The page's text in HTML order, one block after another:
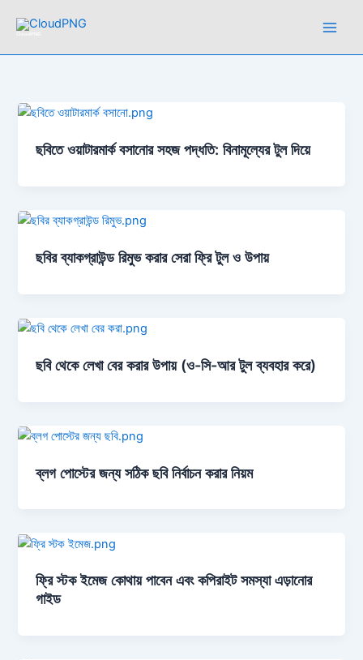
ছবিতে ওয়াটারমার্ক বসানোর সহজ পদ্ধতি: বিনামূল্যের টুল দিয়ে
ছবির ব্যাকগ্রাউন্ড রিমুভ করার সেরা ফ্রি টুল ও উপায়
ছবি থেকে লেখা বের করার উপায় (ও-সি-আর টুল ব্যবহার করে)
ব্লগ পোস্টের জন্য সঠিক ছবি নির্বাচন করার নিয়ম
ফ্রি স্টক ইমেজ কোথায় পাবেন এবং কপিরাইট সমস্যা এড়ানোর
গাইড